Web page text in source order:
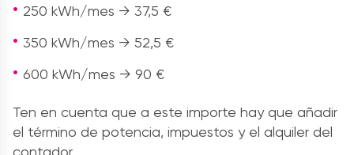
250 kWh/mes → 37,5 €
350 kWh/mes → 52,5 €
600 kWh/mes → 90 €
Ten en cuenta que a este importe hay que añadir
el término de potencia, impuestos y el alquiler del
contador.